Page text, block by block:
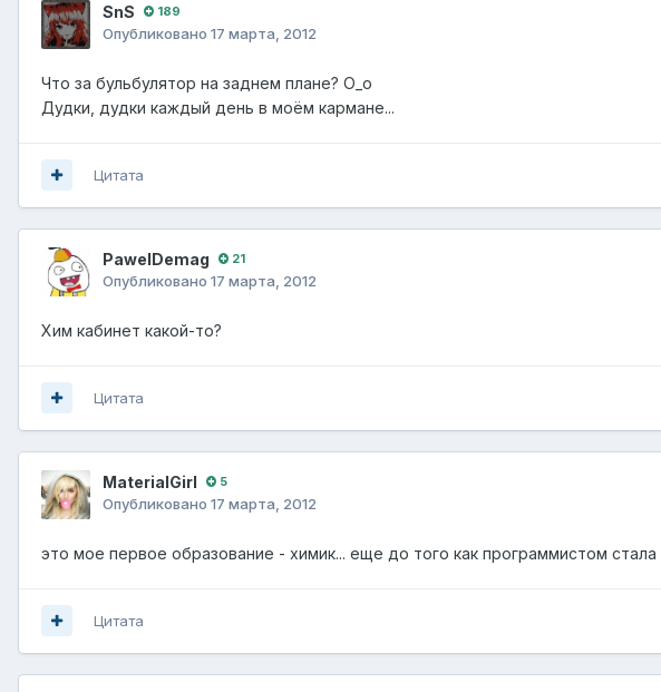
SnS 189
Опубликовано 17 марта, 2012
Что за бульбулятор на заднем плане? О_о
Дудки, дудки каждый день в моём кармане...
Цитата
PawelDemag 21
Опубликовано 17 марта, 2012
Хим кабинет какой-то?
Цитата
MaterialGirl 5
Опубликовано 17 марта, 2012
это мое первое образование - химик... еще до того как программистом стала
Цитата